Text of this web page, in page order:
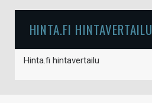
HINTA.FI HINTAVERTAILU
Hinta.fi hintavertailu